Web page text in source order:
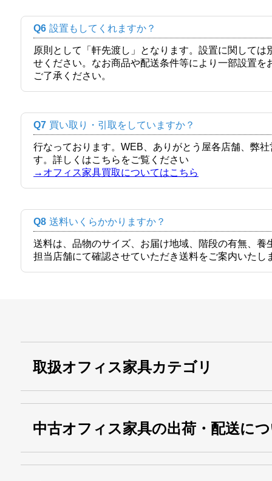
Q6 設置もしてくれますか？
原則として「軒先渡し」となります。設置に関して
せください。なお商品や配送条件等により一部設置
ご了承ください。
Q7 買い取り・引取をしていますか？
行なっております。WEB、ありがとう屋各店舗、弊
す。詳しくはこちらをご覧ください
→オフィス家具買取についてはこちら
Q8 送料いくらかかりますか？
送料は、品物のサイズ、お届け地域、階段の有無、
担当店舗にて確認させていただき送料をご案内いたし
取扱オフィス家具カテゴリ
中古オフィス家具の出荷・配送に